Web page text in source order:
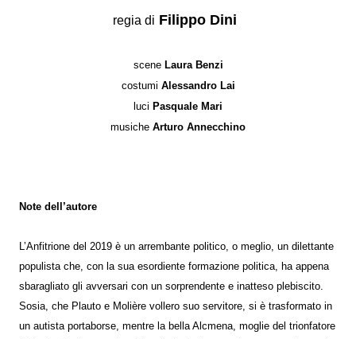
regia di Filippo Dini
scene Laura Benzi
costumi Alessandro Lai
luci Pasquale Mari
musiche Arturo Annecchino
Note dell’autore
L’Anfitrione del 2019 è un arrembante politico, o meglio, un dilettante
populista che, con la sua esordiente formazione politica, ha appena
sbaragliato gli avversari con un sorprendente e inatteso plebiscito.
Sosia, che Plauto e Molière vollero suo servitore, si è trasformato in
un autista portaborse, mentre la bella Alcmena, moglie del trionfatore